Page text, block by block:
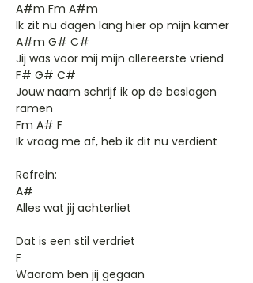
A#m Fm A#m
Ik zit nu dagen lang hier op mijn kamer
A#m G# C#
Jij was voor mij mijn allereerste vriend
F# G# C#
Jouw naam schrijf ik op de beslagen
ramen
Fm A# F
Ik vraag me af, heb ik dit nu verdient
Refrein:
A#
Alles wat jij achterliet
Dat is een stil verdriet
F
Waarom ben jij gegaan